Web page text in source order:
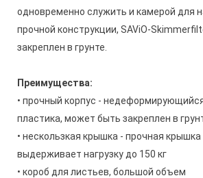
одновременно служить и камерой для
прочной конструкции, SAViO-
закреплен в грунте.
Преимущества:
• прочный корпус -
пластика, может быть закреплен в
• нескользкая крышка - прочная крышка
выдерживает нагрузку до 150 кг
• короб для листьев, большой объем